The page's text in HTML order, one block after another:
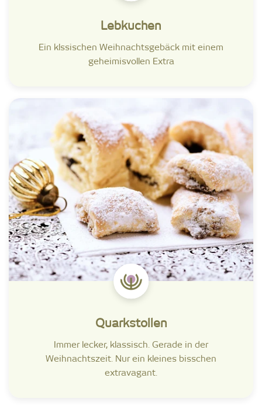
Lebkuchen
Ein klssischen Weihnachtsgebäck mit einem
geheimisvollen Extra
Quarkstollen
Immer lecker, klassisch. Gerade in der
Weihnachtszeit. Nur ein kleines bisschen
extravagant.